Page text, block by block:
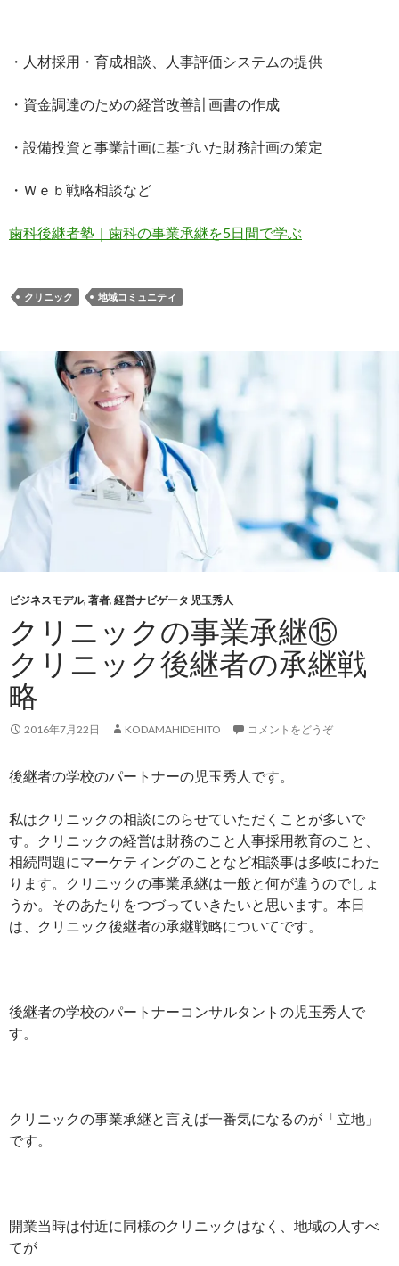
・人材採用・育成相談、人事評価システムの提供
・資金調達のための経営改善計画書の作成
・設備投資と事業計画に基づいた財務計画の策定
・Ｗｅｂ戦略相談など
歯科後継者塾｜歯科の事業承継を5日間で学ぶ
クリニック 地域コミュニティ
ビジネスモデル, 著者, 経営ナビゲータ 児玉秀人
クリニックの事業承継⑮
クリニック後継者の承継戦
略
2016年7月22日 KODAMAHIDEHITO コメントをどうぞ
後継者の学校のパートナーの児玉秀人です。
私はクリニックの相談にのらせていただくことが多いで
す。クリニックの経営は財務のこと人事採用教育のこと、
相続問題にマーケティングのことなど相談事は多岐にわた
ります。クリニックの事業承継は一般と何が違うのでしょ
うか。そのあたりをつづっていきたいと思います。本日
は、クリニック後継者の承継戦略についてです。
後継者の学校のパートナーコンサルタントの児玉秀人で
す。
クリニックの事業承継と言えば一番気になるのが「立地」
です。
開業当時は付近に同様のクリニックはなく、地域の人すべ
てが